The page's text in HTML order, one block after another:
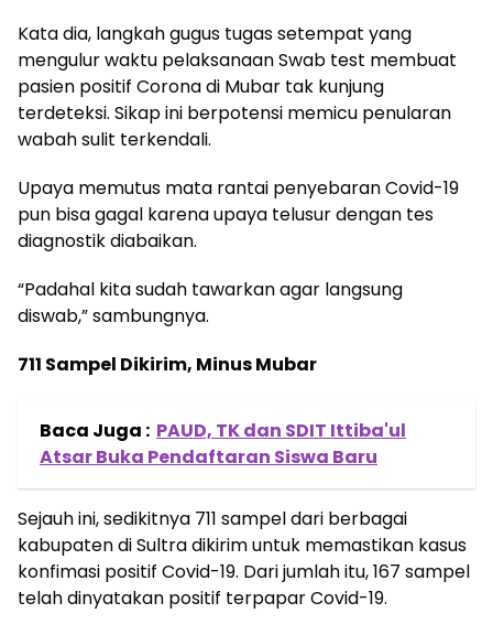
Kata dia, langkah gugus tugas setempat yang
mengulur waktu pelaksanaan Swab test membuat
pasien positif Corona di Mubar tak kunjung
terdeteksi. Sikap ini berpotensi memicu penularan
wabah sulit terkendali.
Upaya memutus mata rantai penyebaran Covid-19
pun bisa gagal karena upaya telusur dengan tes
diagnostik diabaikan.
“Padahal kita sudah tawarkan agar langsung
diswab,” sambungnya.
711 Sampel Dikirim, Minus Mubar
Baca Juga : PAUD, TK dan SDIT Ittiba'ul
Atsar Buka Pendaftaran Siswa Baru
Sejauh ini, sedikitnya 711 sampel dari berbagai
kabupaten di Sultra dikirim untuk memastikan kasus
konfimasi positif Covid-19. Dari jumlah itu, 167 sampel
telah dinyatakan positif terpapar Covid-19.